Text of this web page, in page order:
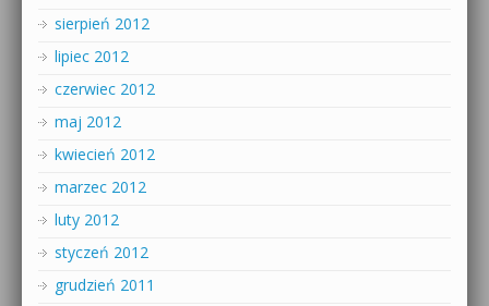
sierpień 2012
lipiec 2012
czerwiec 2012
maj 2012
kwiecień 2012
marzec 2012
luty 2012
styczeń 2012
grudzień 2011